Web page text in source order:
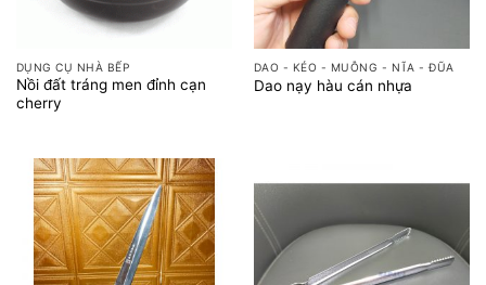
DỤNG CỤ NHÀ BẾP
Nồi đất tráng men đỉnh cạn
cherry
DAO - KÉO - MUỖNG - NĨA - ĐŨA
Dao nạy hàu cán nhựa